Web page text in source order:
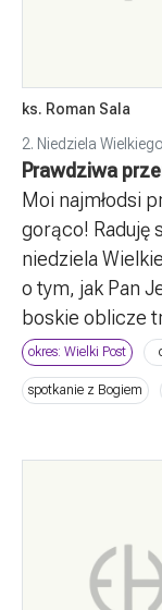
ks. Roman Sala
2. Niedziela
Prawdziwa
Moi najmłodsi
gorąco! Raduję
niedziela
o tym, jak Pan
boskie oblicze
okres: Wielki Post
spotkanie z Bogiem